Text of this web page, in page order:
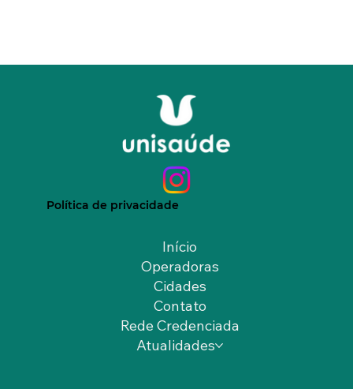
Política de privacidade
Início
Operadoras
Cidades
Contato
Rede Credenciada
Atualidades